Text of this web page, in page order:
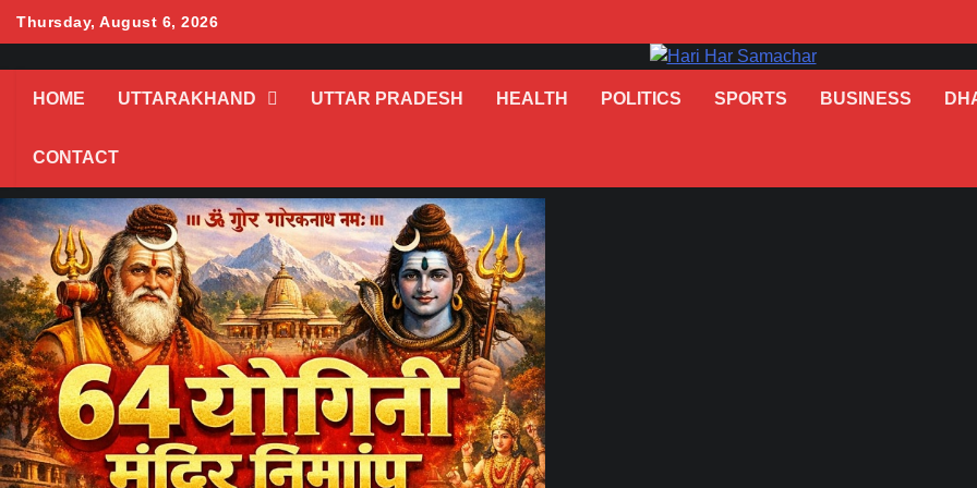
Thursday, August 6, 2026
HOME UTTARAKHAND UTTAR PRADESH HEALTH POLITICS SPORTS BUSINESS
CONTACT